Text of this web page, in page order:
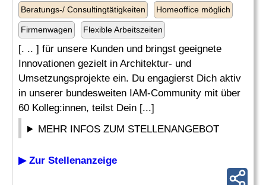
Beratungs-/ Consultingtätigkeiten Homeoffice möglich
Firmenwagen Flexible Arbeitszeiten
[. .. ] für unsere Kunden und bringst geeignete
Innovationen gezielt in Architektur- und
Umsetzungsprojekte ein. Du engagierst Dich aktiv
in unserer bundesweiten IAM-Community mit über
60 Kolleg:innen, teilst Dein [...]
MEHR INFOS ZUM STELLENANGEBOT
▶ Zur Stellenanzeige